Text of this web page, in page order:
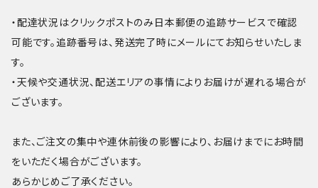
・配達状況はクリックポストのみ日本郵便の追跡サービスで確認
可能です。追跡番号は、発送完了時にメールにてお知らせいたしま
す。
・天候や交通状況、配送エリアの事情によりお届けが遅れる場合が
ございます。
また、ご注文の集中や連休前後の影響により、お届けまでにお時間
をいただく場合がございます。
あらかじめご了承ください。